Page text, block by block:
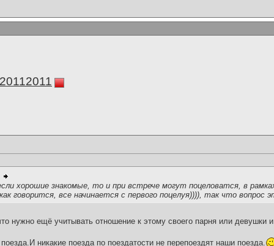
хорошие знакомые, то и при встрече могут поцеловатся, в
говорится, все начинается с первого поцелуя)))), так что вопрос
нужно ещё учитывать отношение к этому своего парня или девушки
никакие поезда по поездатости не перепоездят наши поезда.